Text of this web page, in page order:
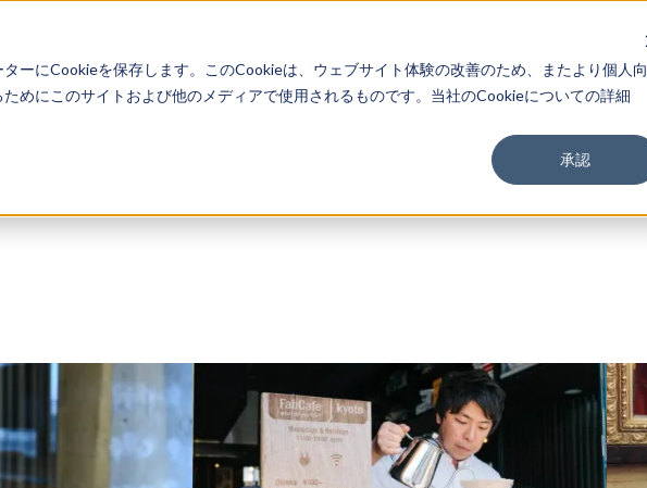
ーにCookieを保存します。このCookieは、ウェブサイト体験の改善のため、またより個人向
めにこのサイトおよび他のメディアで使用されるものです。当社のCookieについての詳細
承認
About Service Work Findings